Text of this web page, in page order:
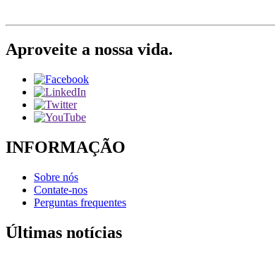
Aproveite a nossa vida.
INFORMAÇÃO
Sobre nós
Contate-nos
Perguntas frequentes
Últimas notícias